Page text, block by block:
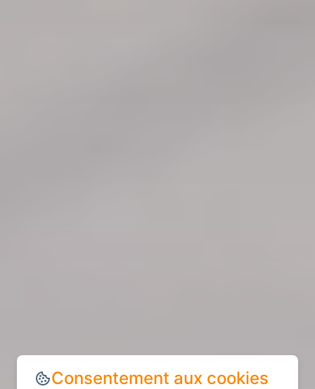
Consentement aux cookies